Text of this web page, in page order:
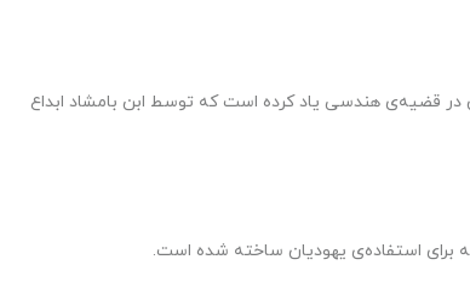
در قضیه‌ی هندسی یاد کرده است که توسط ابن بامشاد ابداع
برای استفاده‌ی یهودیان ساخته شده است.